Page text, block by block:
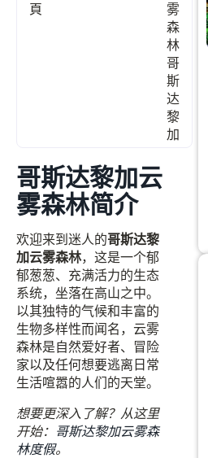
頁
雾
森
林
哥
斯
达
黎
加
哥斯达黎加云
雾森林简介
欢迎来到迷人的哥斯达黎
加云雾森林，这是一个郁
郁葱葱、充满活力的生态
系统，坐落在高山之中。
以其独特的气候和丰富的
生物多样性而闻名，云雾
森林是自然爱好者、冒险
家以及任何想要逃离日常
生活喧嚣的人们的天堂。
想要更深入了解？从这里
开始： 哥斯达黎加云雾森
林度假。